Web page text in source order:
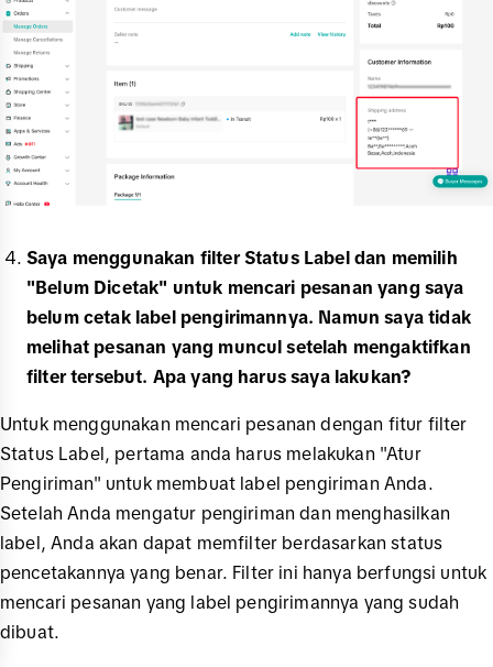
Saya menggunakan filter Status Label dan memilih
"Belum Dicetak" untuk mencari pesanan yang saya
belum cetak label pengirimannya. Namun saya tidak
melihat pesanan yang muncul setelah mengaktifkan
filter tersebut. Apa yang harus saya lakukan?
Untuk menggunakan mencari pesanan dengan fitur filter
Status Label, pertama anda harus melakukan "Atur
Pengiriman" untuk membuat label pengiriman Anda.
Setelah Anda mengatur pengiriman dan menghasilkan
label, Anda akan dapat memfilter berdasarkan status
pencetakannya yang benar. Filter ini hanya berfungsi untuk
mencari pesanan yang label pengirimannya yang sudah
dibuat.